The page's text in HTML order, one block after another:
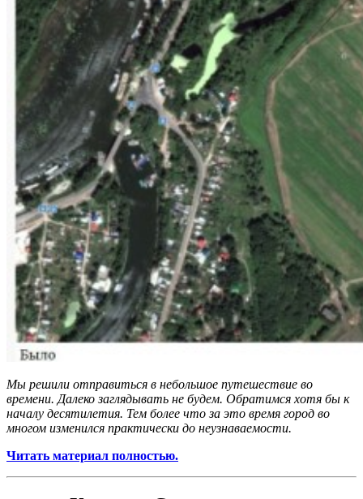
Мы решили отправиться в небольшое путешествие во
времени. Далеко заглядывать не будем. Обратимся хотя бы к
началу десятилетия. Тем более что за это время город во
многом изменился практически до неузнаваемости.
Читать материал полностью.